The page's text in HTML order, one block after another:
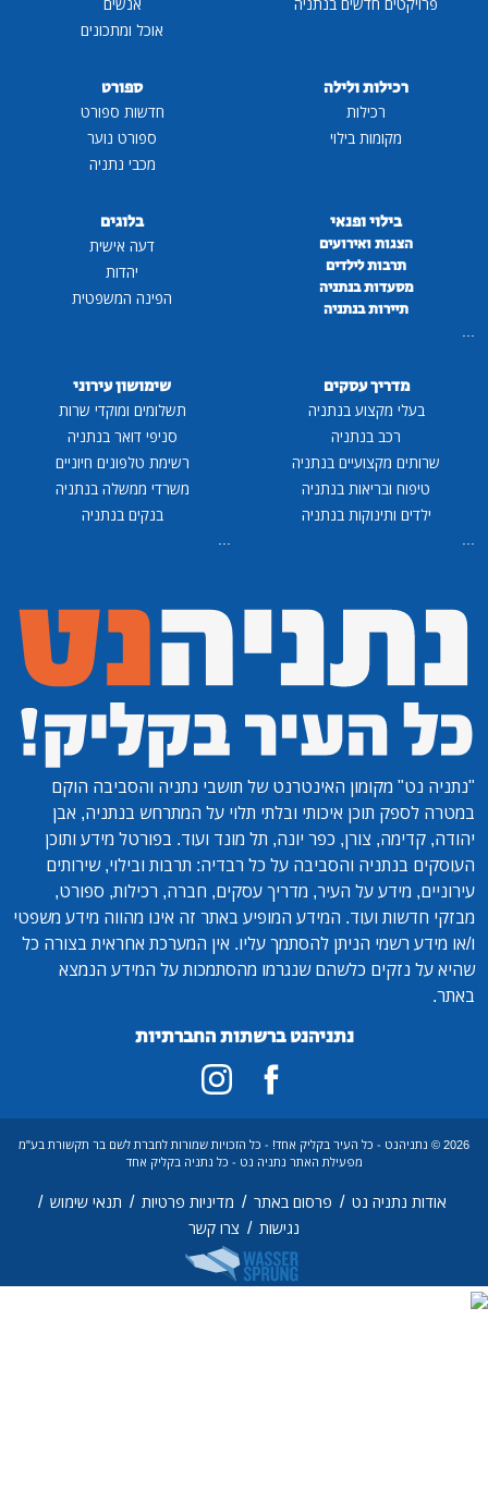
אוכל ומתכונים
רכילות ולילה
רכילות
מקומות בילוי
ספורט
חדשות ספורט
ספורט נוער
מכבי נתניה
בילוי ופנאי
הצגות ואירועים
תרבות לילדים
מסעדות בנתניה
תיירות בנתניה
בלוגים
דעה אישית
יהדות
הפינה המשפטית
מדריך עסקים
בעלי מקצוע בנתניה
רכב בנתניה
שרותים מקצועיים בנתניה
טיפוח ובריאות בנתניה
ילדים ותינוקות בנתניה
שימושון עירוני
תשלומים ומוקדי שרות
סניפי דואר בנתניה
רשימת טלפונים חיוניים
משרדי ממשלה בנתניה
בנקים בנתניה
"נתניה נט" מקומון האינטרנט של תושבי נתניה והסביבה הוקם
במטרה לספק תוכן איכותי ובלתי תלוי על המתרחש בנתניה, אבן
יהודה, קדימה, צורן, כפר יונה, תל מונד ועוד. בפורטל מידע ותוכן
העוסקים בנתניה והסביבה על כל רבדיה: תרבות ובילוי, שירותים
עירוניים, מידע על העיר, מדריך עסקים, חברה, רכילות, ספורט,
מבזקי חדשות ועוד. המידע המופיע באתר זה אינו מהווה מידע משפטי
ו/או מידע רשמי הניתן להסתמך עליו. אין המערכת אחראית בצורה כל
שהיא על נזקים כלשהם שנגרמו מהסתמכות על המידע הנמצא
באתר.
נתניהנט ברשתות החברתיות
2026 © נתניהנט - כל העיר בקליק אחד! - כל הזכויות שמורות לחברת לשם בר תקשורת בע"מ
מפעילת האתר נתניה נט - כל נתניה בקליק אחד
אודות נתניה נט / פרסום באתר / מדיניות פרטיות / תנאי שימוש /
נגישות / צרו קשר